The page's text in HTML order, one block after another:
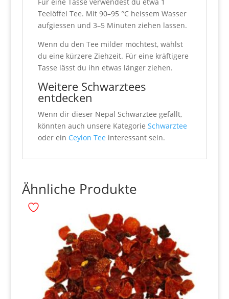
Teelöffel Tee. Mit 90–95 °C heissem Wasser
aufgiessen und 3–5 Minuten ziehen lassen.
Wenn du den Tee milder möchtest, wählst
du eine kürzere Ziehzeit. Für eine kräftigere
Tasse lässt du ihn etwas länger ziehen.
Weitere Schwarztees
entdecken
Wenn dir dieser Nepal Schwarztee gefällt,
könnten auch unsere Kategorie Schwarztee
oder ein Ceylon Tee interessant sein.
Ähnliche Produkte